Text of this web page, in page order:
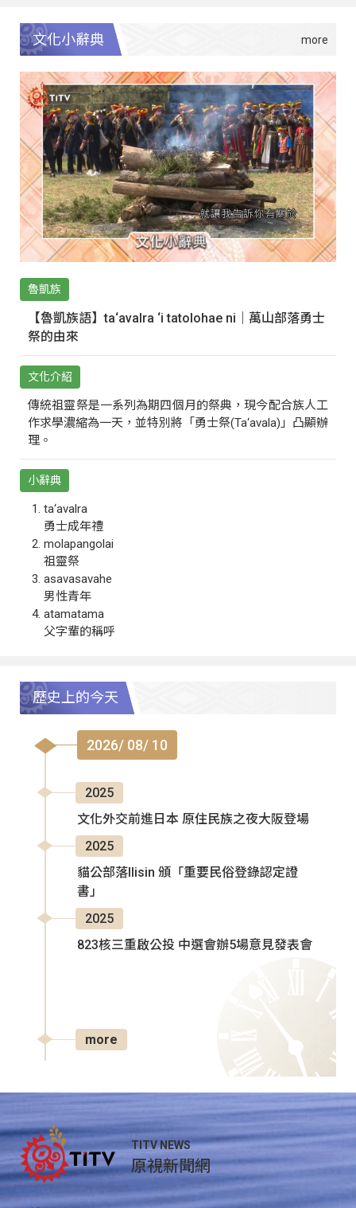
文化小辭典
魯凱族
【魯凱族語】ta‘avalra ‘i tatolohae ni｜萬山部落勇士
祭的由來
文化介紹
傳統祖靈祭是一系列為期四個月的祭典，現今配合族人工
作求學濃縮為一天，並特別將「勇士祭(Ta‘avala)」凸顯辦
理。
小辭典
ta‘avalra
勇士成年禮
molapangolai
祖靈祭
asavasavahe
男性青年
atamatama
父字輩的稱呼
歷史上的今天
2026/ 08/ 10
2025
文化外交前進日本 原住民族之夜大阪登場
2025
貓公部落Ilisin 頒「重要民俗登錄認定證
書」
2025
823核三重啟公投 中選會辦5場意見發表會
more
TITV NEWS
原視新聞網